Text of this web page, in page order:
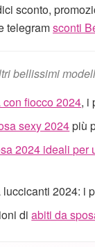
sconto,
telegramsconti
bellissimi
fiocco 2024, i
sexy 2024più
2024 ideali per
2024: i
diabiti da